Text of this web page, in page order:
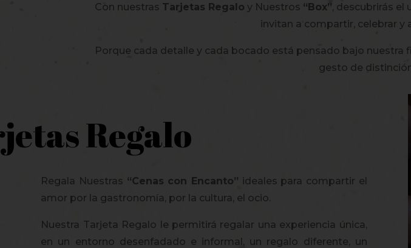
Con nuestras Tarjetas Regalo y Nuestros “Box”, descubrirás el
invitan a compartir, celebrar y
Porque cada detalle y cada bocado está pensado bajo nuestra
gesto de
Regalo
Regala Nuestras “Cenas con Encanto” ideales para compartir el
amor por la gastronomía, por la cultura, el ocio.
Nuestra Tarjeta Regalo le permitirá regalar una experiencia única,
en un entorno desenfadado e informal, un regalo diferente, un